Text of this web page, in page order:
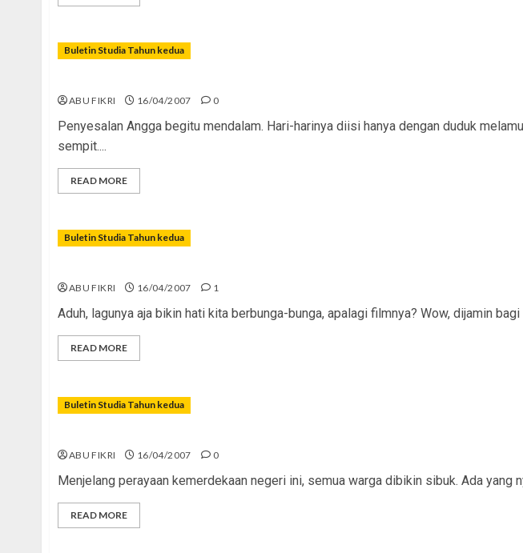
Buletin Studia Tahun kedua
ABU FIKRI 16/04/2007 0
Penyesalan Angga begitu mendalam. Hari-harinya diisi hanya dengan duduk
sempit....
READ MORE
Buletin Studia Tahun kedua
ABU FIKRI 16/04/2007 1
Aduh, lagunya aja bikin hati kita berbunga-bunga, apalagi filmnya? Wow, dijamin bagi
READ MORE
Buletin Studia Tahun kedua
ABU FIKRI 16/04/2007 0
Menjelang perayaan kemerdekaan negeri ini, semua warga dibikin sibuk. Ada yang
READ MORE